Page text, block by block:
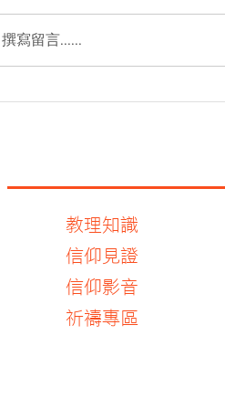
撰寫留言......
教理知識
信仰見證
信仰影音
​祈禱專區